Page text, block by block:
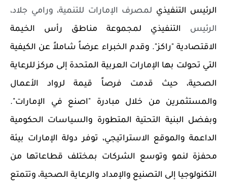
الرئيس التنفيذي لمصرف الإمارات للتنمية، ورامي جلاد،
الرئيس التنفيذي لمجموعة مناطق رأس الخيمة
الاقتصادية "راكز". وقدم الخبراء عرضاً شاملاً عن الكيفية
التي تحولت بها الإمارات العربية المتحدة إلى مركز للرعاية
الصحية، حيث قدمت فرصاً قيمة لرواد الأعمال
والمستثمرين من خلال مبادرة "اصنع في الإمارات".
وبفضل البنية التحتية المتطورة والسياسات الحكومية
الداعمة والموقع الاستراتيجي، توفر دولة الإمارات بيئة
محفزة لنمو وتوسع الشركات بمختلف قطاعاتها من
التكنولوجيا إلى التصنيع والإمداد والرعاية الصحية، وتتمتع